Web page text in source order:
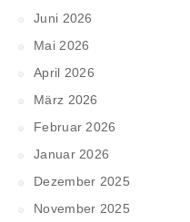
Juni 2026
Mai 2026
April 2026
März 2026
Februar 2026
Januar 2026
Dezember 2025
November 2025